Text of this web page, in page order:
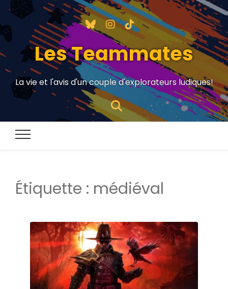
Les Teammates
La vie et l'avis d'un couple d'explorateurs ludiques!
Étiquette : médiéval